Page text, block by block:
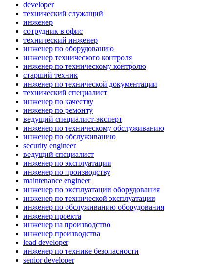
developer
технический служащий
инженер
сотрудник в офис
технический инженер
инженер по оборудованию
инженер технического контроля
инженер по техническому контролю
старший техник
инженер по технической документации
технический специалист
инженер по качеству
инженер по ремонту
ведущий специалист-эксперт
инженер по техническому обслуживанию
инженер по обслуживанию
security engineer
ведущий специалист
инженер по эксплуатации
инженер по производству
maintenance engineer
инженер по эксплуатации оборудования
инженер по технической эксплуатации
инженер по обслуживанию оборудования
инженер проекта
инженер на производство
инженер производства
lead developer
инженер по технике безопасности
senior developer